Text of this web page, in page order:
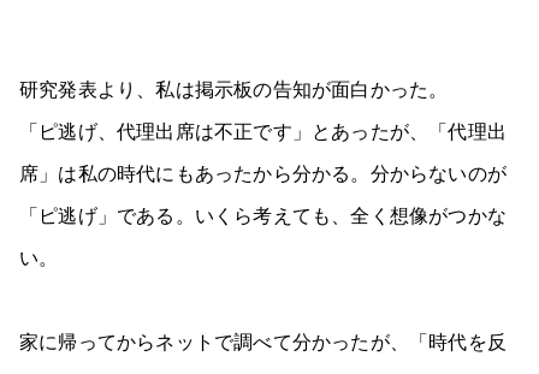
研究発表より、私は掲示板の告知が面白かった。
「ピ逃げ、代理出席は不正です」とあったが、「代理出
席」は私の時代にもあったから分かる。分からないのが
「ピ逃げ」である。いくら考えても、全く想像がつかな
い。
家に帰ってからネットで調べて分かったが、「時代を反